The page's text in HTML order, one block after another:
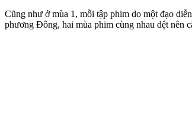
Cũng như ở mùa 1, mỗi tập phim do một đạo
phương Đông, hai mùa phim cùng nhau dệt nên